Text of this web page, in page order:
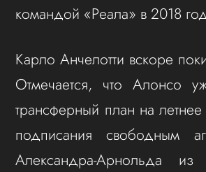
командой «Реала» в 2018
Карло Анчелотти вскоре
Отмечается, что Алонсо
трансферный план на
подписания свободным
Александра-Арнольда из